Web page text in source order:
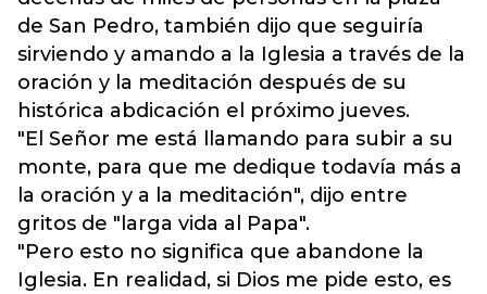
de San Pedro, también dijo que seguiría
sirviendo y amando a la Iglesia a través de la
oración y la meditación después de su
histórica abdicación el próximo jueves.
"El Señor me está llamando para subir a su
monte, para que me dedique todavía más a
la oración y a la meditación", dijo entre
gritos de "larga vida al Papa".
"Pero esto no significa que abandone la
Iglesia. En realidad, si Dios me pide esto, es